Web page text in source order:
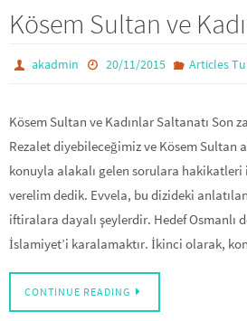
Kösem Sultan ve
akadmin 20/11/2015 Articles
Kösem Sultan ve Kadınlar Saltanatı Son
Rezalet diyebileceğimiz ve Kösem Sultan
konuyla alakalı gelen sorulara hakikatleri
verelim dedik. Evvela, bu dizideki
iftiralara dayalı şeylerdir. Hedef Osmanlı
İslamiyet’i karalamaktır. İkinci olarak,
CONTINUE READING